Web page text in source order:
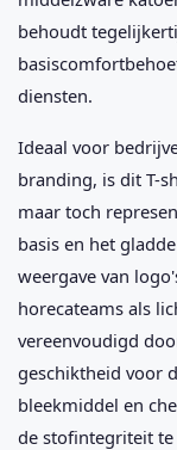
behoudt
diensten.
Ideaal voor
branding, is dit T-
maar toch
basis en het
weergave van
horecateams als
vereenvoudigd
geschiktheid voor
bleekmiddel en
de stofintegriteit